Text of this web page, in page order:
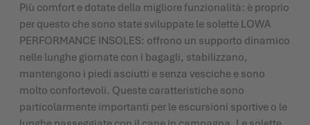
Più comfort e dotate della migliore funzionalità: è proprio
per questo che sono state sviluppate le solette LOWA
PERFORMANCE INSOLES: offrono un supporto dinamico
nelle lunghe giornate con i bagagli, stabilizzano,
mantengono i piedi asciutti e senza vesciche e sono
molto confortevoli. Queste caratteristiche sono
particolarmente importanti per le escursioni sportive o le